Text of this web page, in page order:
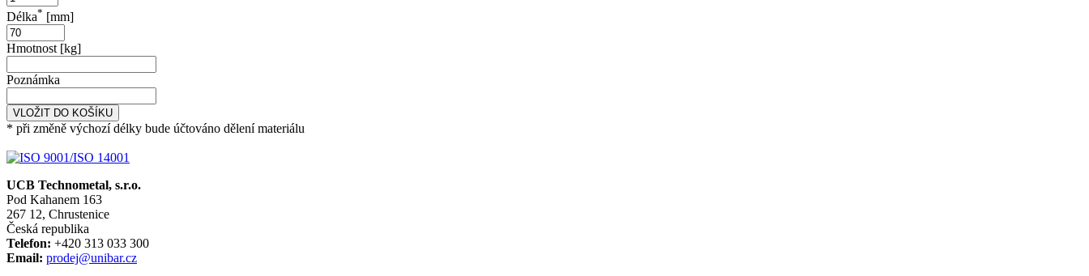
Délka* [mm]
Hmotnost [kg]
Poznámka
VLOŽIT DO KOŠÍKU
* při změně výchozí délky bude účtováno dělení materiálu
UCB Technometal, s.r.o.
Pod Kahanem 163
267 12, Chrustenice
Česká republika
Telefon: +420 313 033 300
Email: prodej@unibar.cz